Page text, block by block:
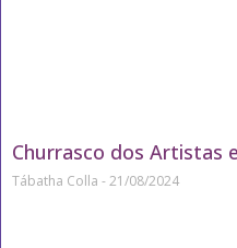
Churrasco dos Artistas
Tábatha Colla 21/08/2024